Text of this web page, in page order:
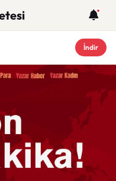
İndir